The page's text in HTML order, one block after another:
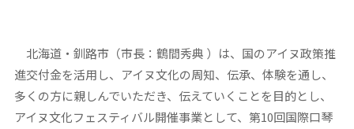
北海道・釧路市（市長：鶴間秀典 ）は、国のアイヌ政策推
進交付金を活用し、アイヌ文化の周知、伝承、体験を通し、
多くの方に親しんでいただき、伝えていくことを目的とし、
アイヌ文化フェスティバル開催事業として、第10回国際口琴